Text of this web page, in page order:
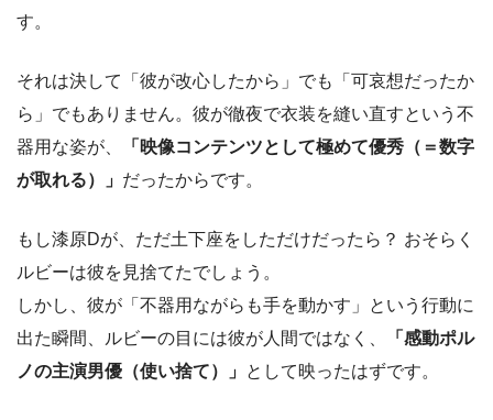
す。
それは決して「彼が改心したから」でも「可哀想だったか
ら」でもありません。彼が徹夜で衣装を縫い直すという不
器用な姿が、
「映像コンテンツとして極めて優秀（＝数字
が取れる）」 だったからです。
もし漆原Dが、ただ土下座をしただけだったら？ おそらく
ルビーは彼を見捨てたでしょう。
しかし、彼が「不器用ながらも手を動かす」という行動に
出た瞬間、ルビーの目には彼が人間ではなく、
「感動ポル
ノの主演男優（使い捨て）」 として映ったはずです。